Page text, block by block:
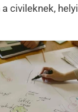
civileknek, helyi